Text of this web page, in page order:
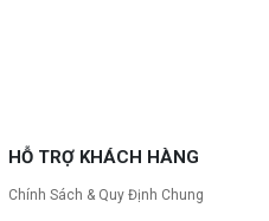
HỖ TRỢ KHÁCH HÀNG
Chính Sách & Quy Định Chung